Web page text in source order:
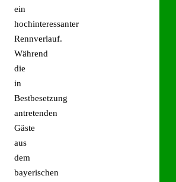
ein
hochinteressanter
Rennverlauf.
Während
die
in
Bestbesetzung
antretenden
Gäste
aus
dem
bayerischen